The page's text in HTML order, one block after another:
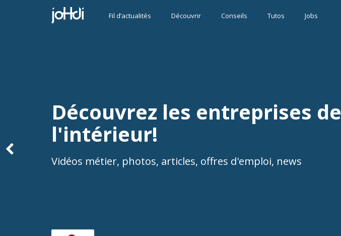
Fil d’actualités Découvrir Conseils Tutos Jobs
Découvrez les entreprises de
l'intérieur!
Vidéos métier, photos, articles, offres d'emploi, news